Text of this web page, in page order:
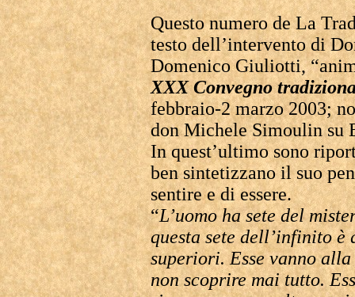
Questo numero de La
testo dell’intervento di
Domenico Giuliotti,
XXX Convegno
febbraio-2 marzo 2003;
don Michele Simoulin
In quest’ultimo sono
ben sintetizzano il suo
sentire e di essere.
“L’uomo ha sete del
questa sete dell’infinito è
superiori. Esse vanno
non scoprire mai tutto.